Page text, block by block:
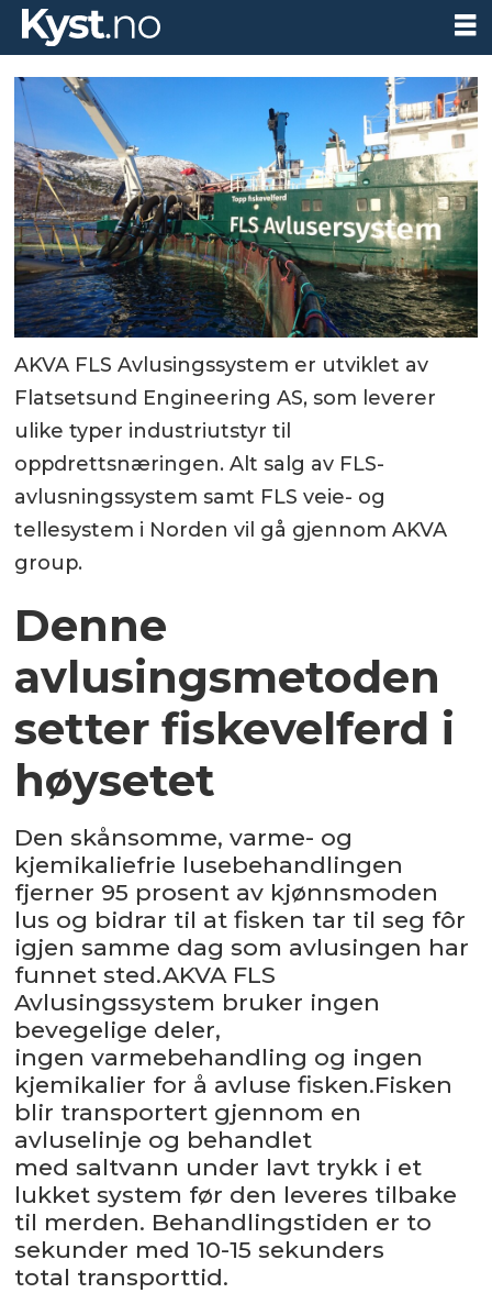
AKVA FLS Avlusingssystem er utviklet av
Flatsetsund Engineering AS, som leverer
ulike typer industriutstyr til
oppdrettsnæringen. Alt salg av FLS-
avlusningssystem samt FLS veie- og
tellesystem i Norden vil gå gjennom AKVA
group.
Denne
avlusingsmetoden
setter fiskevelferd i
høysetet
Den skånsomme, varme- og
kjemikaliefrie lusebehandlingen
fjerner 95 prosent av kjønnsmoden
lus og bidrar til at fisken tar til seg fôr
igjen samme dag som avlusingen har
funnet sted.AKVA FLS
Avlusingssystem bruker ingen
bevegelige deler,
ingen varmebehandling og ingen
kjemikalier for å avluse fisken.Fisken
blir transportert gjennom en
avluselinje og behandlet
med saltvann under lavt trykk i et
lukket system før den leveres tilbake
til merden. Behandlingstiden er to
sekunder med 10-15 sekunders
total transporttid.